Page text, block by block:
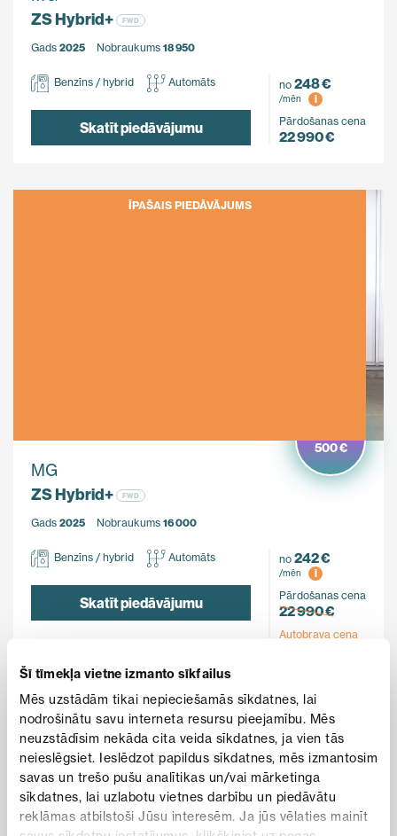
Šī tīmekļa vietne izmanto sīkfailus
Mēs uzstādām tikai nepieciešamās sīkdatnes, lai
nodrošinātu savu interneta resursu pieejamību. Mēs
neuzstādīsim nekāda cita veida sīkdatnes, ja vien tās
neieslēgsiet. Ieslēdzot papildus sīkdatnes, mēs izmantosim
savas un trešo pušu analītikas un/vai mārketinga
sīkdatnes, lai uzlabotu vietnes darbību un piedāvātu
reklāmas atbilstoši Jūsu interesēm. Ja jūs vēlaties mainīt
ZS Hybrid+
FWD
Gads 2025 Nobraukums 18 950
Benzīns / hybrid Automāts
Skatīt piedāvājumu
no 248 €
/mēn
i
Pārdošanas cena
22 990 €
ĪPAŠAIS PIEDĀVĀJUMS
MG
ZS Hybrid+
FWD
Gads 2025 Nobraukums 16 000
500 €
Benzīns / hybrid Automāts
Skatīt piedāvājumu
no 242 €
/mēn
i
Pārdošanas cena
22 990 €
Autobrava cena
ĪPAŠAIS PIEDĀVĀJUMS